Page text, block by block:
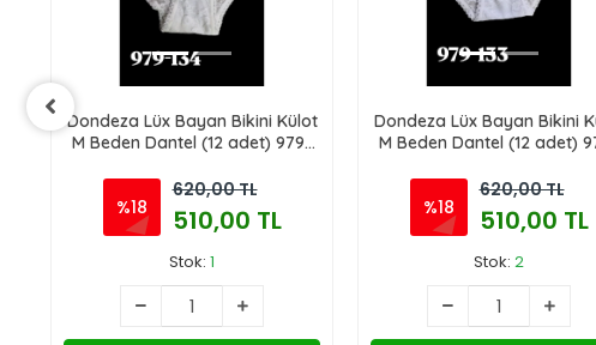
Dondeza Lüx Bayan Bikini Külot
M Beden Dantel (12 adet) 979-
%18
620,00 TL
510,00 TL
Stok: 1
Dondeza Lüx Bayan Bikini
M Beden Dantel (12 adet)
%18
620,00 TL
510,00 TL
Stok: 2